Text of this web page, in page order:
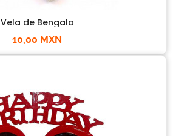
Vela de Bengala
10,00 MXN